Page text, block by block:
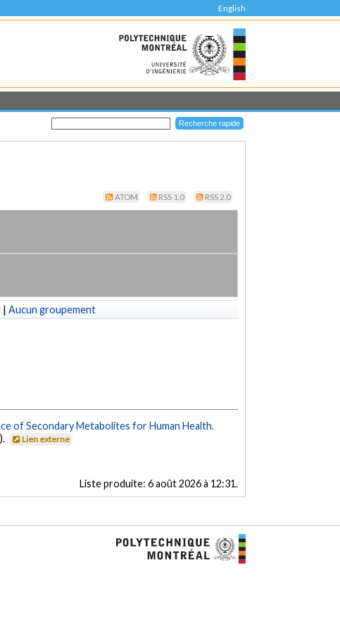
English
ATOM RSS 1.0 RSS 2.0
| Aucun groupement
of Secondary Metabolites for Human Health.
Lien externe
Liste produite: 6 août 2026 à 12:31.